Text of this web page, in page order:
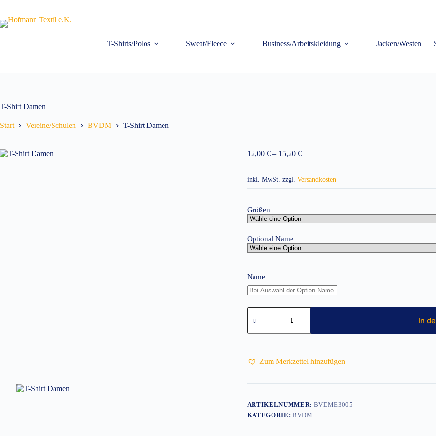
springen
T-Shirts/Polos Sweat/Fleece Business/Arbeitskleidung Jacken/Westen
T-Shirt Damen
Start Vereine/Schulen BVDM T-Shirt Damen
12,00 €– 15,20 €
inkl. MwSt. zzgl. Versandkosten
Größen
Optional Name
Name
T-
Shirt
Menge
In
Zum Merkzettel hinzufügen
ARTIKELNUMMER: BVDME3005
KATEGORIE: BVDM